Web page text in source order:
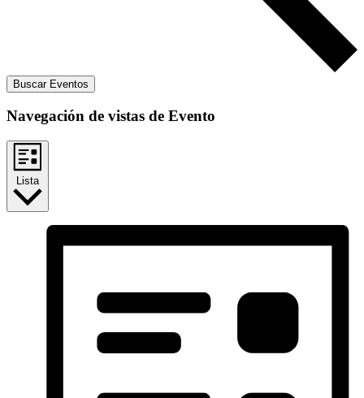
Buscar Eventos
Navegación de vistas de Evento
Lista